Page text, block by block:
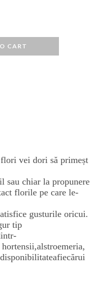
CART
flori vei dori să primeșt
sau chiar la propunere
florile pe care le-
gusturile oricui.
tip
-
hortensii,alstroemeria,
disponibilitateafiecărui